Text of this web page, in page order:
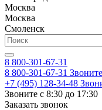
Москва
Москва
Смоленск
8 800-301-67-31
8 800-301-67-31
+7 (495) 128-34-48
Звоните с 8:30 до 17:30
Заказать звонок